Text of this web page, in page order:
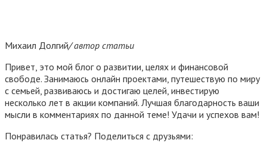
Михаил Долгий/ автор статьи
Привет, это мой блог о развитии, целях и финансовой
свободе. Занимаюсь онлайн проектами, путешествую по миру
с семьей, развиваюсь и достигаю целей, инвестирую
несколько лет в акции компаний. Лучшая благодарность ваши
мысли в комментариях по данной теме! Удачи и успехов вам!
Понравилась статья? Поделиться с друзьями: